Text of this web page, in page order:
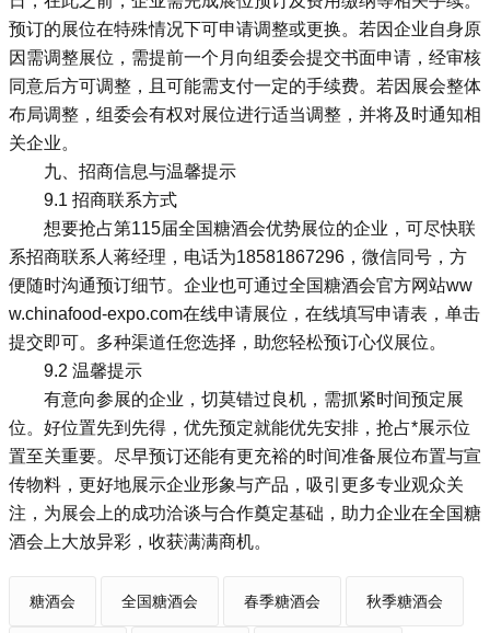
预订的展位在特殊情况下可申请调整或更换。若因企业自身原
因需调整展位，需提前一个月向组委会提交书面申请，经审核
同意后方可调整，且可能需支付一定的手续费。若因展会整体
布局调整，组委会有权对展位进行适当调整，并将及时通知相
关企业。
九、招商信息与温馨提示
9.1 招商联系方式
想要抢占第115届全国糖酒会优势展位的企业，可尽快联
系招商联系人蒋经理，电话为18581867296，微信同号，方
便随时沟通预订细节。企业也可通过全国糖酒会官方网站ww
w.chinafood-expo.com在线申请展位，在线填写申请表，单击
提交即可。多种渠道任您选择，助您轻松预订心仪展位。
9.2 温馨提示
有意向参展的企业，切莫错过良机，需抓紧时间预定展
位。好位置先到先得，优先预定就能优先安排，抢占*展示位
置至关重要。尽早预订还能有更充裕的时间准备展位布置与宣
传物料，更好地展示企业形象与产品，吸引更多专业观众关
注，为展会上的成功洽谈与合作奠定基础，助力企业在全国糖
酒会上大放异彩，收获满满商机。
糖酒会 全国糖酒会 春季糖酒会 秋季糖酒会